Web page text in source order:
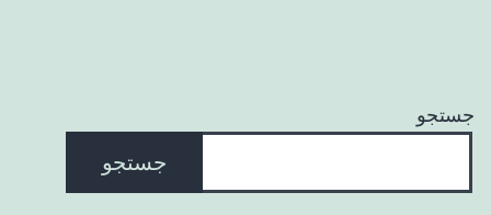
جستجو
جستجو